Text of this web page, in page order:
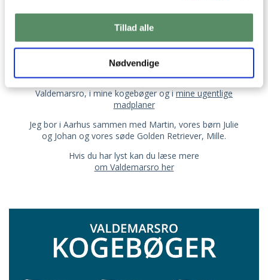
Tillad alle
Nødvendige
OM VALDEMARSRO
Jeg hedder Ann-Christine, og det er mig der står
bag opskrifterne her på Valdemarsro.
Jeg elsker at lave mad og finde på nye lækre,
velsmagende opskrifter, som jeg deler med jer her på
Valdemarsro, i mine kogebøger og imine ugentlige
madplaner
Jeg bor i Aarhus sammen med Martin, vores børn Julie
og Johan og vores søde Golden Retriever, Mille.
Hvis du har lyst kan du læse mere
om Valdemarsro her